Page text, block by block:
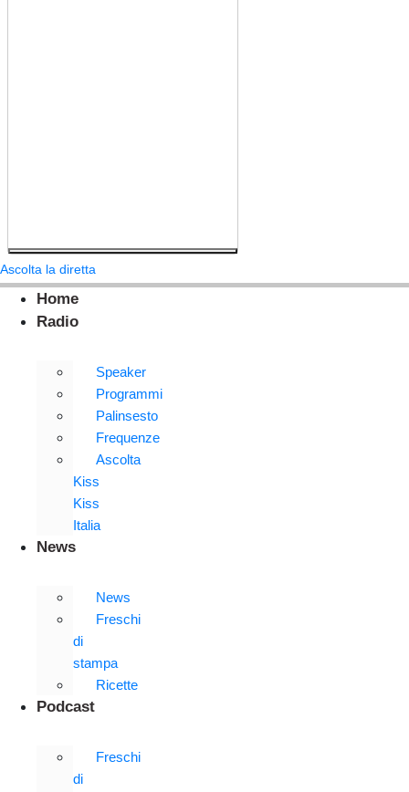
Ascolta la diretta
Home
Radio
Speaker
Programmi
Palinsesto
Frequenze
Ascolta
Kiss
Kiss
Italia
News
News
Freschi
di
stampa
Ricette
Podcast
Freschi
di